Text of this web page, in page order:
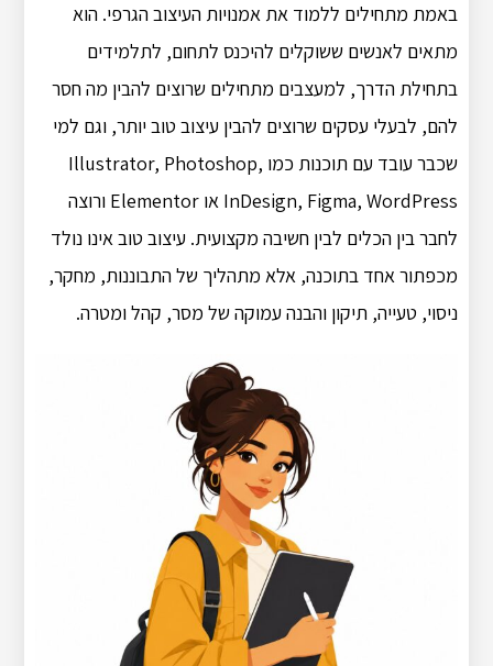
באמת מתחילים ללמוד את אמנויות העיצוב הגרפי. הוא
מתאים לאנשים ששוקלים להיכנס לתחום, לתלמידים
בתחילת הדרך, למעצבים מתחילים שרוצים להבין מה חסר
להם, לבעלי עסקים שרוצים להבין עיצוב טוב יותר, וגם למי
שכבר עובד עם תוכנות כמו Illustrator, Photoshop,
InDesign, Figma, WordPress או Elementor ורוצה
לחבר בין הכלים לבין חשיבה מקצועית. עיצוב טוב אינו נולד
מכפתור אחד בתוכנה, אלא מתהליך של התבוננות, מחקר,
ניסוי, טעייה, תיקון והבנה עמוקה של מסר, קהל ומטרה.